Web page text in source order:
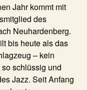
Jahr kommt mit
des
Neuhardenberg.
bis heute als das
– kein
schlüssig und
Jazz. Seit Anfang